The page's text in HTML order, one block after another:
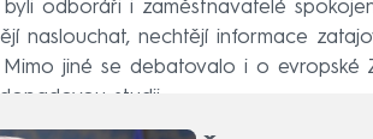
odboráři i zaměstnavatelé
naslouchat, nechtějí informace
jiné se debatovalo i o evropské
studii.